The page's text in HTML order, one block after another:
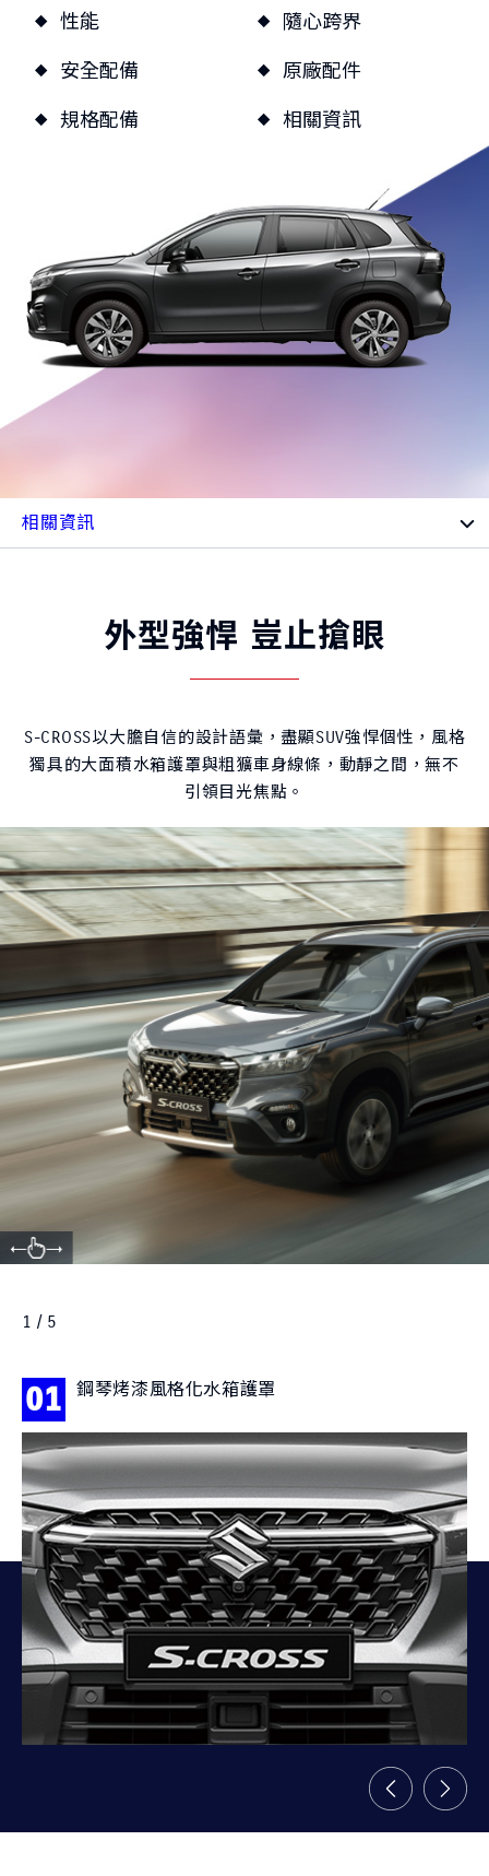
車主專區
性能
隨心跨界
安全配備
原廠配件
規格配備
相關資訊
外型強悍 豈止搶眼
S-CROSS以大膽自信的設計語彙，盡顯SUV強悍個性，風格
獨具的大面積水箱護罩與粗獷車身線條，動靜之間，無不
引領目光焦點。
1 / 5
01 鋼琴烤漆風格化水箱護罩